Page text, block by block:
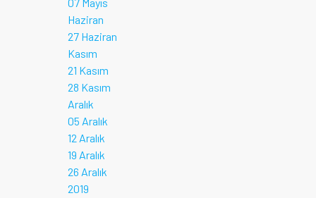
Haziran
27 Haziran
Kasım
21 Kasım
28 Kasım
Aralık
05 Aralık
12 Aralık
19 Aralık
26 Aralık
2019